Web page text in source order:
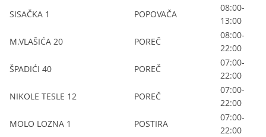
SISAČKA 1
POPOVAČA
08:00-
13:00
M.VLAŠIĆA 20
POREČ
08:00-
22:00
ŠPADIĆI 40
POREČ
07:00-
22:00
NIKOLE TESLE 12
POREČ
07:00-
22:00
MOLO LOZNA 1
POSTIRA
07:00-
22:00